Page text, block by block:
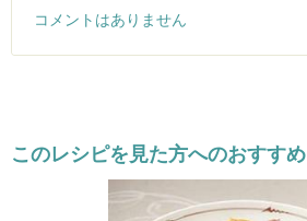
コメントはありません
このレシピを見た方へのおすすめ